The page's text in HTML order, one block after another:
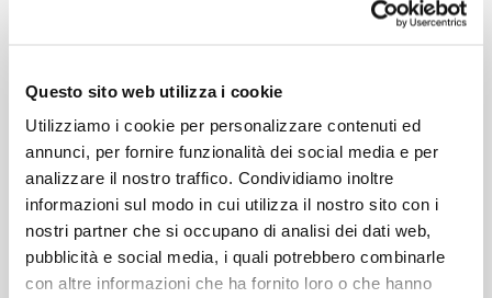
Questo sito web utilizza i cookie
Utilizziamo i cookie per personalizzare contenuti ed
annunci, per fornire funzionalità dei social media e per
analizzare il nostro traffico. Condividiamo inoltre
informazioni sul modo in cui utilizza il nostro sito con i
nostri partner che si occupano di analisi dei dati web,
pubblicità e social media, i quali potrebbero combinarle
con altre informazioni che ha fornito loro o che hanno
tema scelto dal Santo Padre per la 108a Giornata
siamo chiamati a mettere in atto per costruire un
futuro che risponda al progetto di Dio senza
escludere nessuno.
RELATED POSTS: